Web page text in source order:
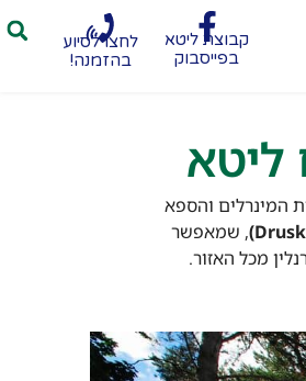
קבוצת ליטא
בפייסבוק
לחצו לסיוע
בהזמנה!
ליטא
המינרלים והספא
, שמאפשר
מכל האזור.